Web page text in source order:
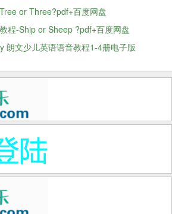
or Three?pdf+百度网盘
程-Ship or Sheep ?pdf+百度网盘
朗文少儿英语语音教程1-4册电子版